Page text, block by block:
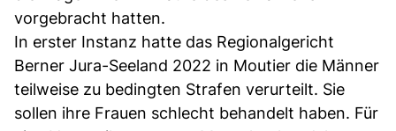
vorgebracht hatten.
In erster Instanz hatte das Regionalgericht
Berner Jura-Seeland 2022 in Moutier die Männer
teilweise zu bedingten Strafen verurteilt. Sie
sollen ihre Frauen schlecht behandelt haben. Für